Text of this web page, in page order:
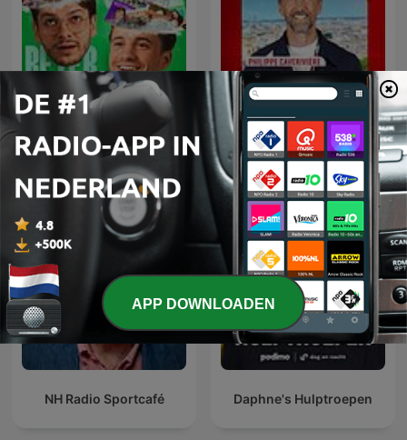
Beter Goed Gejat
L'œil de Philippe
Caverivière
NH Radio Sportcafé Daphne's Hulptroepen
APP DOWNLOADEN